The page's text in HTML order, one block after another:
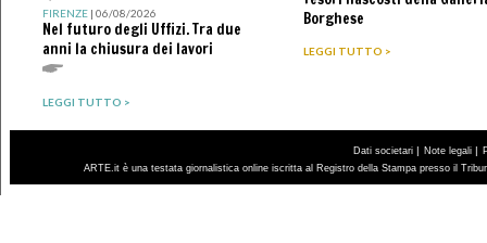
FIRENZE| 06/08/2026
Nel futuro degli Uffizi. Tra due
anni la chiusura dei lavori
LEGGI TUTTO >
Borghese
LEGGI TUTTO >
Dati societari | Note legali |
ARTE.it è una testata giornalistica online iscritta al Registro della Stampa presso il